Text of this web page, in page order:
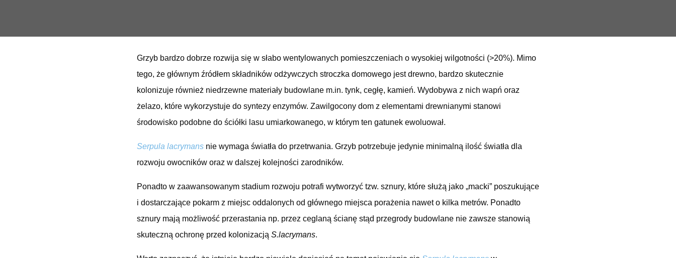
Grzyb bardzo dobrze rozwija się w słabo wentylowanych pomieszczeniach o wysokiej wilgotności (>20%). Mimo
tego, że głównym źródłem składników odżywczych stroczka domowego jest drewno, bardzo skutecznie
kolonizuje również niedrzewne materiały budowlane m.in. tynk, cegłę, kamień. Wydobywa z nich wapń oraz
żelazo, które wykorzystuje do syntezy enzymów. Zawilgocony dom z elementami drewnianymi stanowi
środowisko podobne do ściółki lasu umiarkowanego, w którym ten gatunek ewoluował.
Serpula lacrymans nie wymaga światła do przetrwania. Grzyb potrzebuje jedynie minimalną ilość światła dla
rozwoju owocników oraz w dalszej kolejności zarodników.
Ponadto w zaawansowanym stadium rozwoju potrafi wytworzyć tzw. sznury, które służą jako „macki” poszukujące
i dostarczające pokarm z miejsc oddalonych od głównego miejsca porażenia nawet o kilka metrów. Ponadto
sznury mają możliwość przerastania np. przez ceglaną ścianę stąd przegrody budowlane nie zawsze stanowią
skuteczną ochronę przed kolonizacją S.lacrymans.